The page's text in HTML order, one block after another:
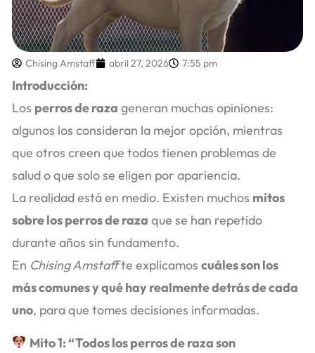
Chising Amstaff abril 27, 2026 7:55 pm
Introducción:
Los perros de raza generan muchas opiniones:
algunos los consideran la mejor opción, mientras
que otros creen que todos tienen problemas de
salud o que solo se eligen por apariencia.
La realidad está en medio. Existen muchos mitos
sobre los perros de raza que se han repetido
durante años sin fundamento.
En Chising Amstaffte explicamos cuáles son los
más comunes y qué hay realmente detrás de cada
uno, para que tomes decisiones informadas.
Mito 1: “Todos los perros de raza son